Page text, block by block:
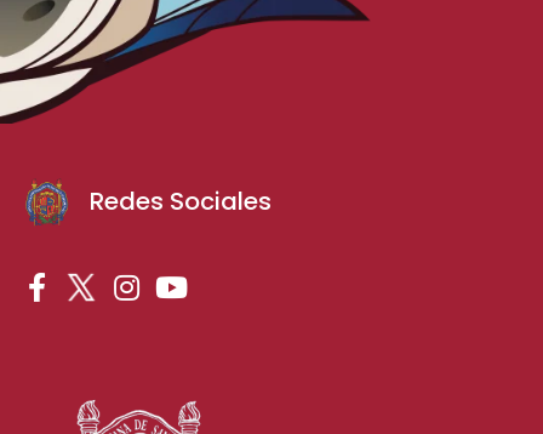
Redes Sociales